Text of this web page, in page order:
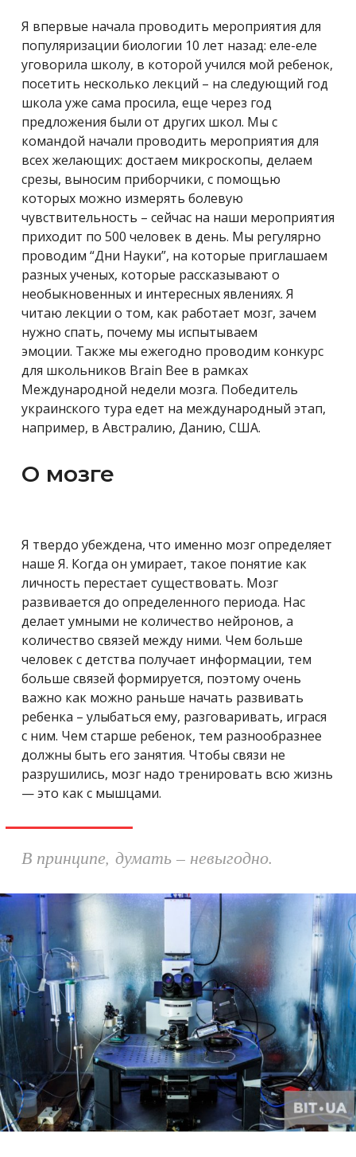
Я впервые начала проводить мероприятия для
популяризации биологии 10 лет назад: еле-еле
уговорила школу, в которой учился мой ребенок,
посетить несколько лекций – на следующий год
школа уже сама просила, еще через год
предложения были от других школ. Мы с
командой начали проводить мероприятия для
всех желающих: достаем микроскопы, делаем
срезы, выносим приборчики, с помощью
которых можно измерять болевую
чувствительность – сейчас на наши мероприятия
приходит по 500 человек в день. Мы регулярно
проводим “Дни Науки”, на которые приглашаем
разных ученых, которые рассказывают о
необыкновенных и интересных явлениях. Я
читаю лекции о том, как работает мозг, зачем
нужно спать, почему мы испытываем
эмоции. Также мы ежегодно проводим конкурс
для школьников Brain Bee в рамках
Международной недели мозга. Победитель
украинского тура едет на международный этап,
например, в Австралию, Данию, США.
О мозге
Я твердо убеждена, что именно мозг определяет
наше Я. Когда он умирает, такое понятие как
личность перестает существовать. Мозг
развивается до определенного периода. Нас
делает умными не количество нейронов, а
количество связей между ними. Чем больше
человек с детства получает информации, тем
больше связей формируется, поэтому очень
важно как можно раньше начать развивать
ребенка – улыбаться ему, разговаривать, играся
с ним. Чем старше ребенок, тем разнообразнее
должны быть его занятия. Чтобы связи не
разрушились, мозг надо тренировать всю жизнь
— это как с мышцами.
В принципе, думать – невыгодно.